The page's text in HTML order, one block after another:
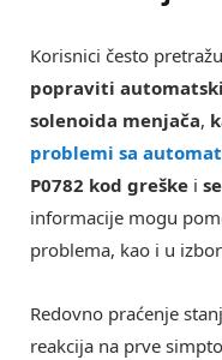
Korisnici često
popraviti
solenoida menjača,
problemi sa
P0782 kod greške i
informacije mogu
problema, kao i u
Redovno praćenje
reakcija na prve